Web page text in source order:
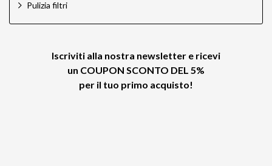
Pulizia filtri
Iscriviti alla nostra newsletter e ricevi
un COUPON SCONTO DEL 5%
per il tuo primo acquisto!